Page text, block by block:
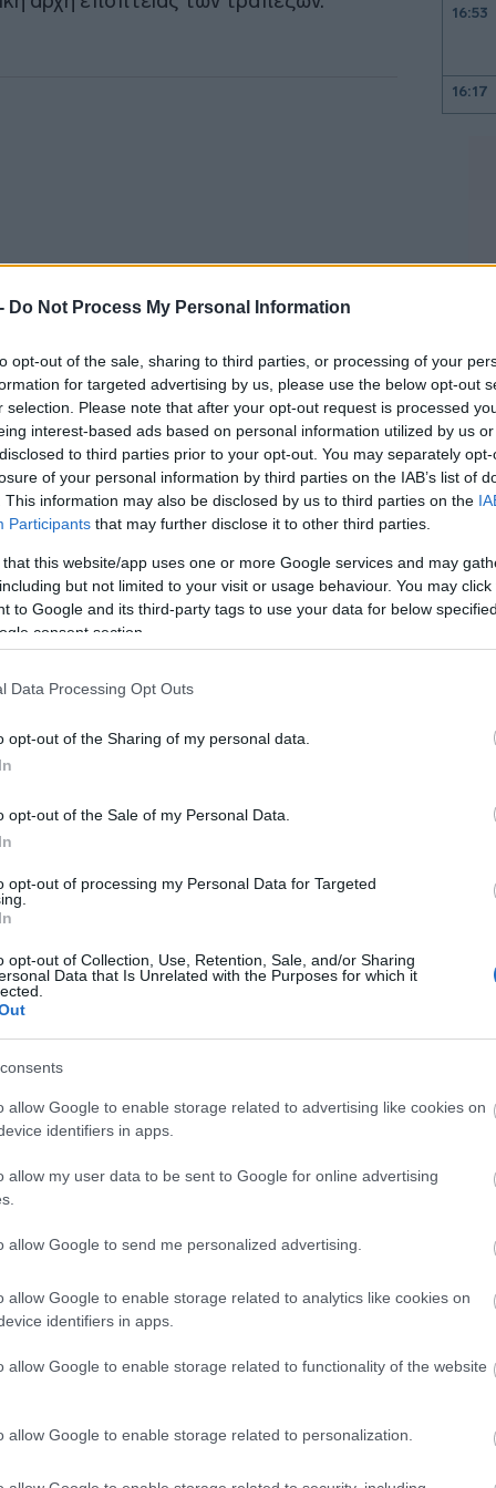
Do Not Process My Personal Information
opt-out of the sale, sharing to third parties, or processing of your
for targeted advertising by us, please use the below opt-out
selection. Please note that after your opt-out request is processed
interest-based ads based on personal information utilized by us
to third parties prior to your opt-out. You may separately
of your personal information by third parties on the IAB’s list of
This information may also be disclosed by us to third parties on the
Participants that may further disclose it to other third parties.
that this website/app uses one or more Google services and may
but not limited to your visit or usage behaviour. You may
to Google and its third-party tags to use your data for below
consent section.
Data Processing Opt Outs
opt-out of the Sharing of my personal data.
opt-out of the Sale of my Personal Data.
opt-out of processing my Personal Data for Targeted
opt-out of Collection, Use, Retention, Sale, and/or Sharing
Data that Is Unrelated with the Purposes for which it
allow Google to enable storage related to advertising like cookies on
identifiers in apps.
allow my user data to be sent to Google for online advertising
allow Google to send me personalized advertising.
allow Google to enable storage related to analytics like cookies on
identifiers in apps.
allow Google to enable storage related to functionality of the website
allow Google to enable storage related to personalization.
λογαριασμούς ανήλθε σε 11,6 δισ.
από τη δημιουργία των εν λόγω
του 2021.
τη μετατροπή των λιρών των
ενώ οι καταθέσεις σεευρώ και
δολάρια από τον Δεκέμβριο, όταν είχα
δολαρίων.
(ώρα Ελλάδας) στην αγορά
έναντι του δολαρίου, με την ισοτιμία
ανά 1 δολάριο
16:53
16:17
15:35
15:23
15:00
14:06